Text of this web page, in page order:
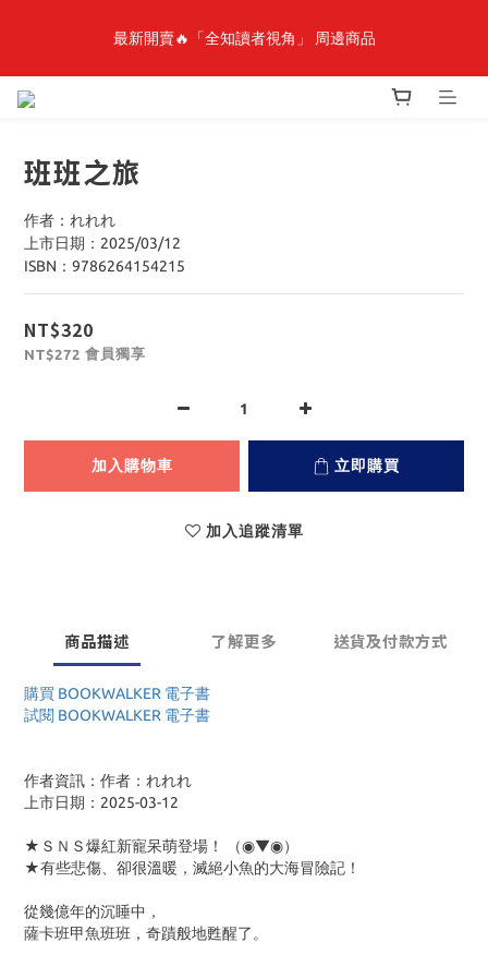
最新開賣🔥「全知讀者視角」 周邊商品
最新開賣🔥「全知讀者視角」 周邊商品
🎉線上漫博全館7折起💛滿1000送1000購物金💛滿3000現折300🎉
【抽籤堂】 影之強者、你又被殺了呢，偵探大人、約會大作戰、
最新開賣🔥「全知讀者視角」 周邊商品
班班之旅
作者：れれれ
上市日期：2025/03/12
ISBN：9786264154215
NT$320
NT$272 會員獨享
加入購物車 立即購買
加入追蹤清單
商品描述 了解更多 送貨及付款方式
購買 BOOKWALKER 電子書
試閱 BOOKWALKER 電子書
作者資訊：作者：れれれ
上市日期：2025-03-12
★ＳＮＳ爆紅新寵呆萌登場！ （◉▼◉）
★有些悲傷、卻很溫暖，滅絕小魚的大海冒險記！
從幾億年的沉睡中，
薩卡班甲魚班班，奇蹟般地甦醒了。